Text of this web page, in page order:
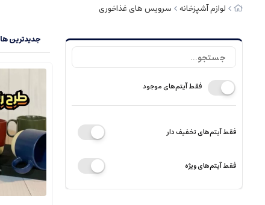
لوازم آشپزخانه
سرویس های غذاخوری
فقط آیتم‌های موجود
فقط آیتم‌های تخفیف دار
فقط آیتم‌های ویژه
جدیدترین ها